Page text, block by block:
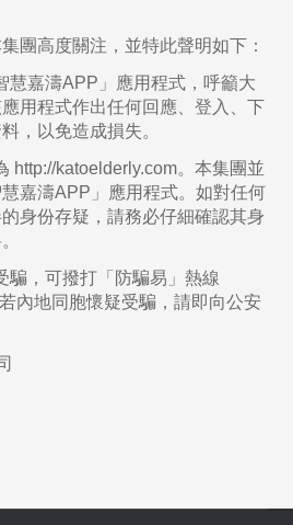
團高度關注，並特此聲明如下：
慧嘉濤APP」應用程式，呼籲大
用程式作出任何回應、登入、下
，以免造成損失。
http://katoelderly.com。本集團並
嘉濤APP」應用程式。如對任何
身份存疑，請務必仔細確認其身
騙，可撥打「防騙易」熱線
內地同胞懷疑受騙，請即向公安